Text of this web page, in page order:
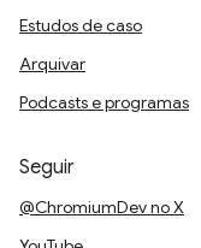
Estudos de caso
Arquivar
Podcasts e programas
Seguir
@ChromiumDev no X